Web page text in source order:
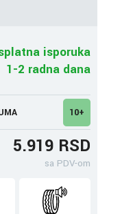
isporuka
1-2 radna dana
10+
5.919 RSD
sa PDV-om